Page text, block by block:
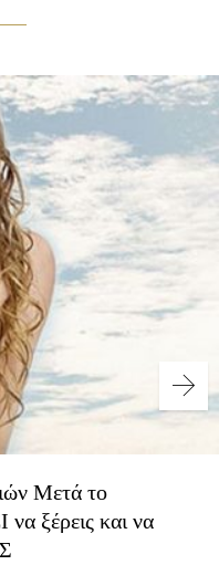
Μετά το
ξέρεις και να